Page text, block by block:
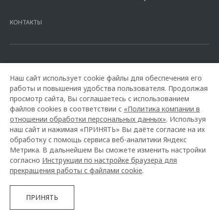
16.01.2015. Предложение ограничено и не является публичной
КОНТАКТЫ
Горячая линия OMODA: +7 (8652) 748-555
© 2026 АвтоЮг Ставрополь
Наш сайт использует cookie файлы для обеспечения его
работы и повышения удобства пользователя. Продолжая
просмотр сайта, Вы соглашаетесь с использованием
файлов cookies в соответствии с «Политика компании в
отношении обработки персональных данных». Используя
наш сайт и нажимая «ПРИНЯТЬ» Вы даёте согласие на их
обработку с помощь сервиса веб-аналитики Яндекс
Метрика. В дальнейшем Вы сможете изменить настройки
согласно Инструкции по настройке браузера для
прекращения работы с файлами cookie.
ПРИНЯТЬ